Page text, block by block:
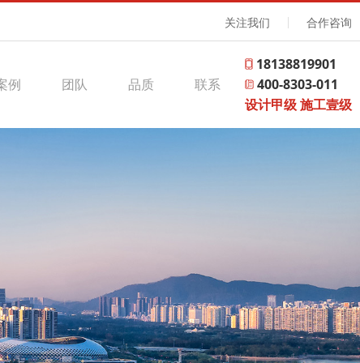
关注我们 合作咨询
18138819901
400-8303-011
设计甲级 施工壹级
例 团队 品质 联系